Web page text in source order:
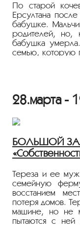
По старой
Ерсултана
бабушке.
родителей, но,
бабушка
семью, которую
отношения с
Режиссер и
Оператор:
Художник: Азамат
В ролях:
Салкын, Динара
Продюсеры:
Производство и
Фильм
русскими
Асхат
Режиссер,
специальности
28.марта -
БОЛЬШОЙ
Тереза и ее муж
семейную
восстанием
потеря домов.
машине, но не
пытаются с ней
вселенные,